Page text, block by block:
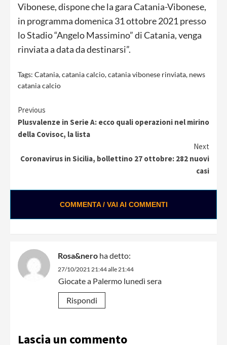
Vibonese, dispone che la gara Catania-Vibonese,
in programma domenica 31 ottobre 2021 presso
lo Stadio “Angelo Massimino” di Catania, venga
rinviata a data da destinarsi”.
Tags: Catania,catania calcio,catania vibonese rinviata, news
catania calcio
Continue
Reading
Previous
Plusvalenze in Serie A: ecco quali operazioni nel mirino
della Covisoc, la lista
Next
Coronavirus in Sicilia, bollettino 27 ottobre: 282 nuovi
casi
COMMENTA / VAI AI COMMENTI
Rosa&nero ha detto:
27/10/2021 21:44 alle 21:44
Giocate a Palermo lunedì sera
Rispondi
Lascia un commento